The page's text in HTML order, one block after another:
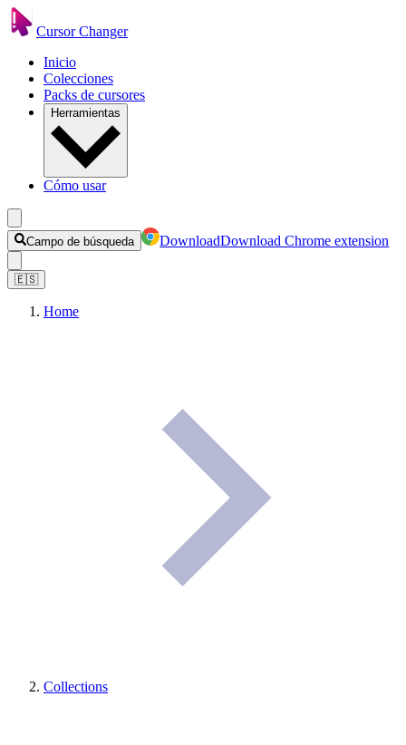
Cursor Changer
Inicio
Colecciones
Packs de cursores
Herramientas
Cómo usar
Campo de búsqueda DownloadDownload Chrome extension
🇪🇸
Home
Collections